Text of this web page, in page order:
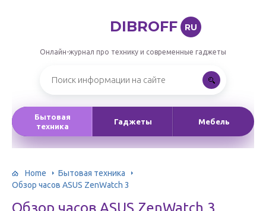
DIBROFF RU
Онлайн-журнал про технику и современные гаджеты
Бытовая
техника
Гаджеты Мебель
Home
Бытовая техника
Обзор часов ASUS ZenWatch 3
Обзор часов ASUS ZenWatch 3